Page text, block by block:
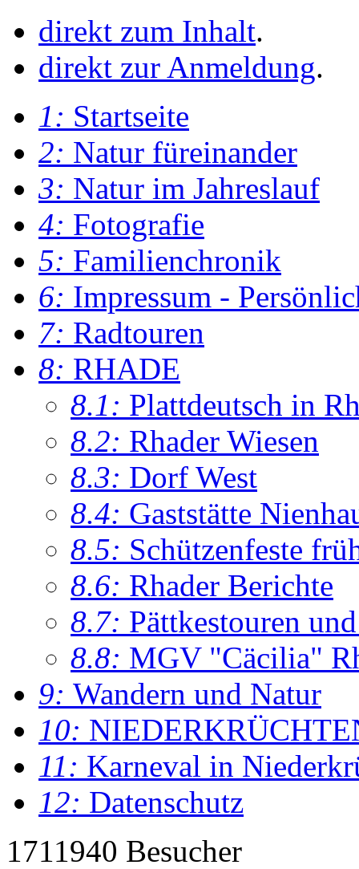
direkt zum Inhalt.
direkt zur Anmeldung.
1: Startseite
2: Natur füreinander
3: Natur im Jahreslauf
4: Fotografie
5: Familienchronik
6: Impressum -
7: Radtouren
8: RHADE
8.1: Plattdeutsch in
8.2: Rhader Wiesen
8.3: Dorf West
8.4: Gaststätte
8.5: Schützenfeste
8.6: Rhader Berichte
8.7: Pättkestouren
8.8: MGV "Cäcilia"
9: Wandern und Natur
10:
11: Karneval in
12: Datenschutz
1711940 Besucher